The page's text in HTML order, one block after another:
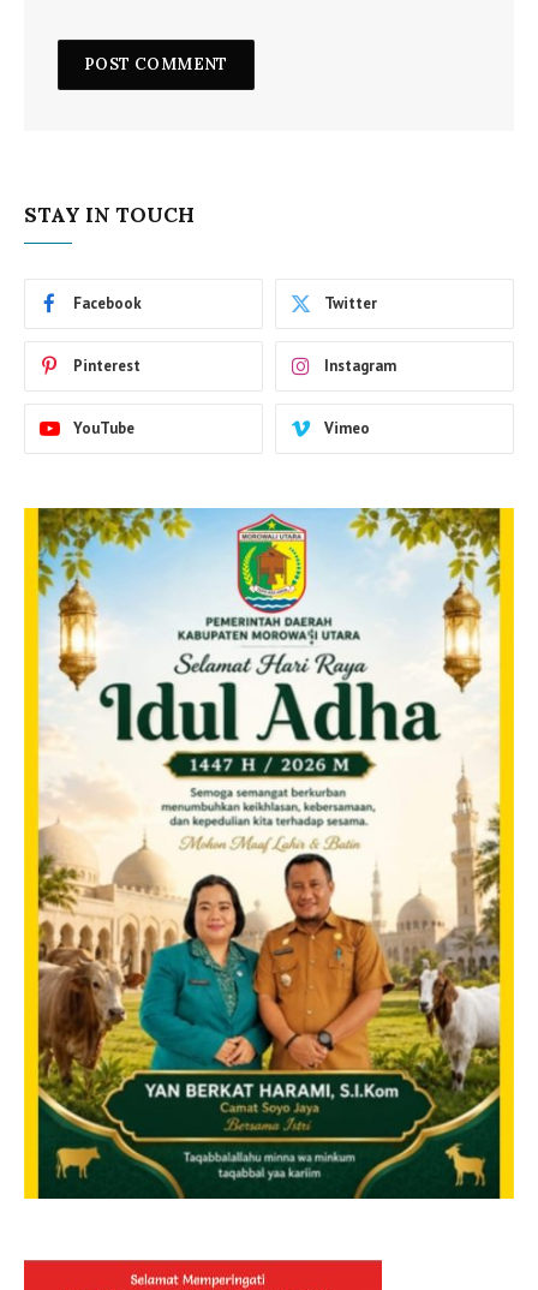
STAY IN TOUCH
Facebook Twitter
Pinterest Instagram
YouTube Vimeo